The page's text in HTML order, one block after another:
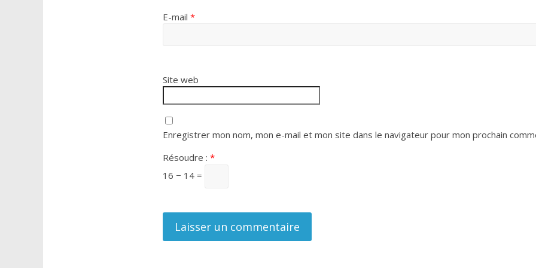
E-mail *
Site web
Enregistrer mon nom, mon e-mail et mon site dans le navigateur pour mon prochain
Résoudre : *
16 − 14 =